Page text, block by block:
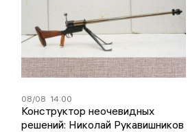
08/08 14:00
Конструктор неочевидных
решений: Николай Рукавишников